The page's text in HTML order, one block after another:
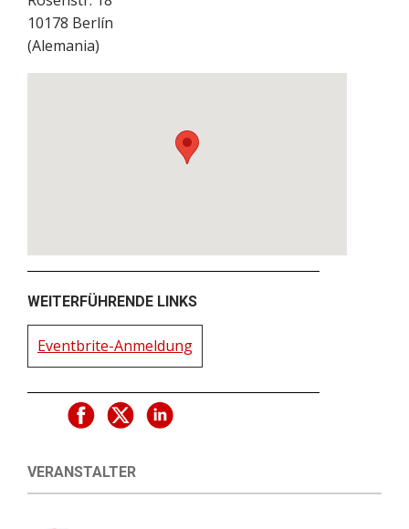
10178 Berlín
(Alemania)
WEITERFÜHRENDE LINKS
Eventbrite-Anmeldung
VERANSTALTER